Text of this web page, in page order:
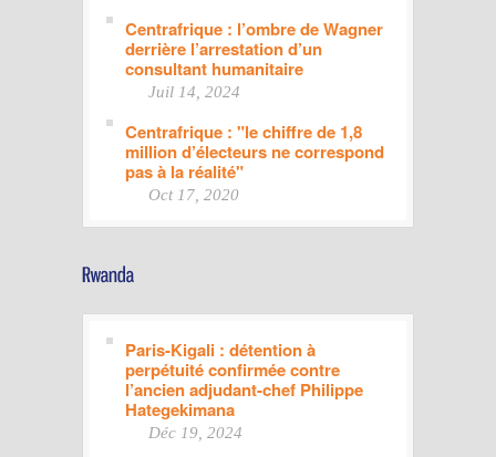
Centrafrique : l’ombre de Wagner
derrière l’arrestation d’un
consultant humanitaire
Juil 14, 2024
Centrafrique : "le chiffre de 1,8
million d’électeurs ne correspond
pas à la réalité"
Oct 17, 2020
Paris-Kigali : détention à
perpétuité confirmée contre
l’ancien adjudant-chef Philippe
Hategekimana
Déc 19, 2024